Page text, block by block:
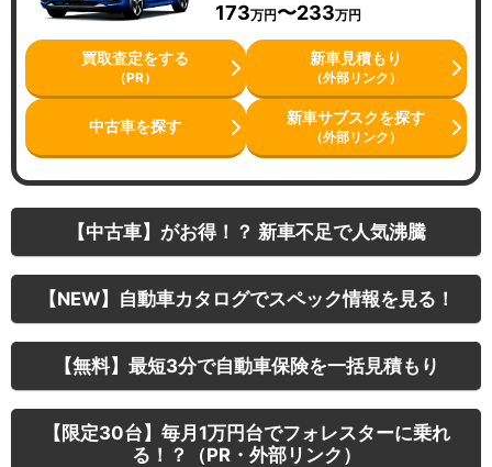
173万円〜233万円
買取査定をする
（PR）
新車見積もり
（外部リンク）
中古車を探す 新車サブスクを探す
（外部リンク）
【中古車】がお得！？ 新車不足で人気沸騰
【NEW】自動車カタログでスペック情報を見る！
【無料】最短3分で自動車保険を一括見積もり
【限定30台】毎月1万円台でフォレスターに乗れ
る！？（PR・外部リンク）